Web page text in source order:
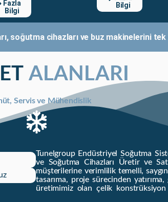
Bilgi
Fazla
Bilgi
soğutma cihazları ve buz makinelerini tek
ALANLARI
Servis ve Mühendislik
Tunelgroup Endüstriyel Soğutma
ve Soğutma Cihazları Üretir ve
müşterilerine verimlilik temelli,
tasarıma, proje sürecinden
üretimimiz olan çelik konstrüksiyon